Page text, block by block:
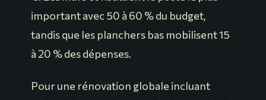
important avec 50 à 60 % du budget,
tandis que les planchers bas mobilisent 15
à 20 % des dépenses.
Pour une rénovation globale incluant